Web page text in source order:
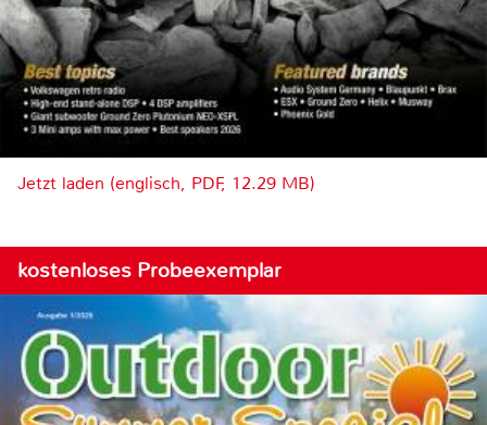
Jetzt laden (englisch, PDF, 12.29 MB)
kostenloses Probeexemplar